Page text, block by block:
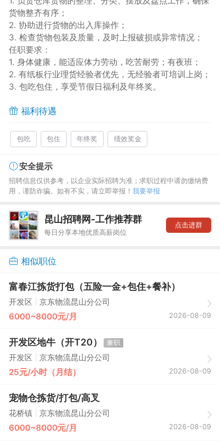
货物整齐有序；
2. 协助进行货物的出入库操作；
3. 检查货物包装及质量，及时上报破损或异常情况；
任职要求：
1. 身体健康，能适应体力劳动，吃苦耐劳；有夜班；
2. 有纸板行业理货经验者优先，无经验者可培训上岗；
3. 包吃包住，享受节假日福利及年终奖。
福利待遇
包吃 包住 年终奖 绩效奖金
安全提示
招聘信息仅供参考，以企业实际招聘为准；求职过程中请勿缴纳费
用，谨防诈骗。如有不实，请立即举报！ 我要举报
昆山招聘网-工作推荐群
每日分享本地优质高薪岗位
点击进群
相似职位
富春江拣货打包（五险一金+包住+餐补）
开发区 京东物流昆山分公司
6000~8000元/月 2026-08-09
开发区地牛（开T20）
兼职
开发区
京东物流昆山分公司
25元/小时（月结） 2026-08-09
宠物仓拣货/打包/高叉
花桥镇 京东物流昆山分公司
6000~8000元/月 2026-08-09